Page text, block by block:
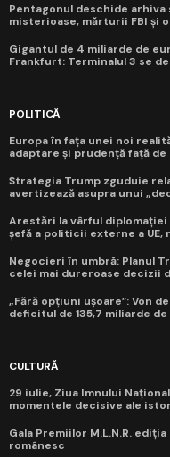
Pentagonul deschide
misterioase, mărturii FBI și
Gigantul de 4 miliarde de
Frankfurt: Terminalul 3 se
POLITICĂ
Europa în fața unei noi
adaptare și prudență față
Strategia Trump zguduie
avertizează asupra unui
Arestări la vârful
șefă a politicii externe a
Negocieri în umbră: Planul
celei mai dureroase decizii
„Fără opțiuni ușoare”: Von
deficitul de 135,7 miliarde
CULTURĂ
29 iulie, Ziua Imnului
momentele decisive ale
Gala Premiilor M.L.N.R.
românesc